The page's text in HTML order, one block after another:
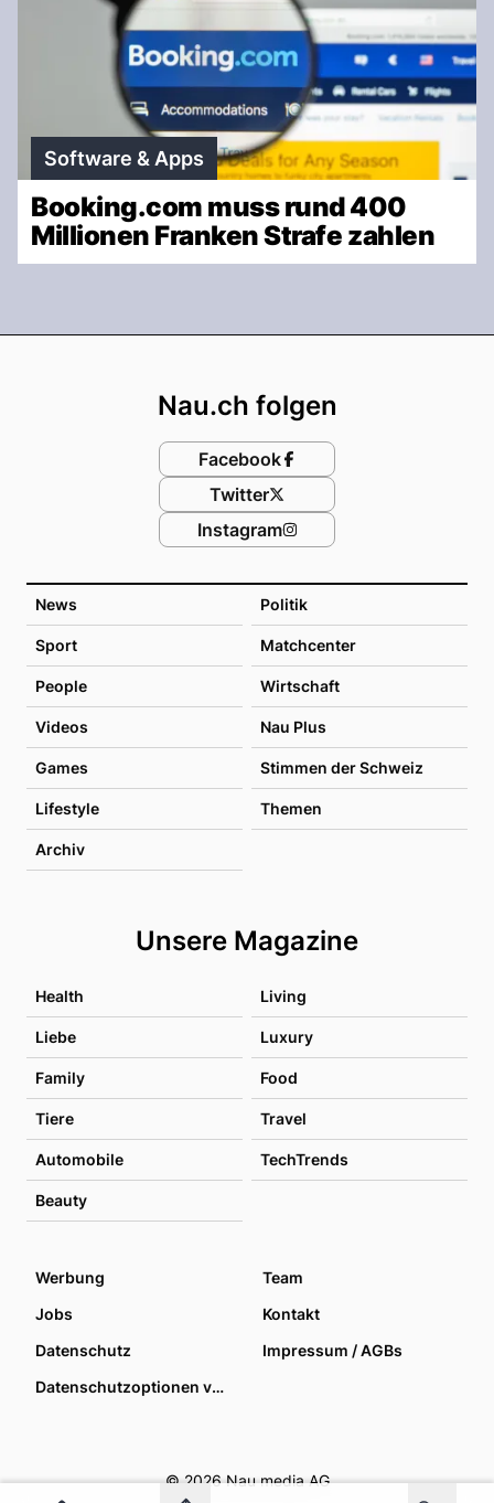
Software & Apps
Booking.com muss rund 400
Millionen Franken Strafe zahlen
News Politik
Sport Matchcenter
People Wirtschaft
Videos Nau Plus
Games Stimmen der Schweiz
Lifestyle Themen
Archiv
Unsere Magazine
Health Living
Liebe Luxury
Family Food
Tiere Travel
Automobile TechTrends
Beauty
Nau.ch folgen
Facebook
Twitter
Instagram
Werbung
Team
Jobs
Kontakt
Datenschutz
Impressum / AGBs
Datenschutzoptionen verwalten
© 2026 Nau media AG